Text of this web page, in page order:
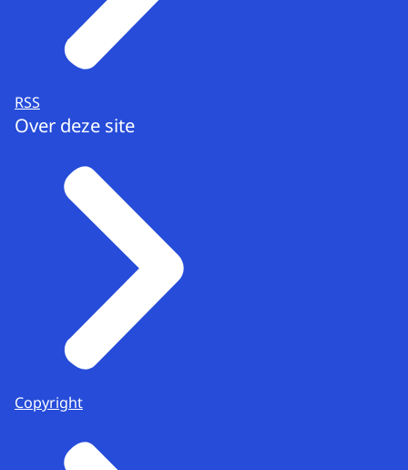
RSS
Over deze site
Copyright